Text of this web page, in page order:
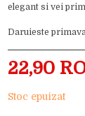
elegant si vei
Daruieste
22,90
Stoc epuizat